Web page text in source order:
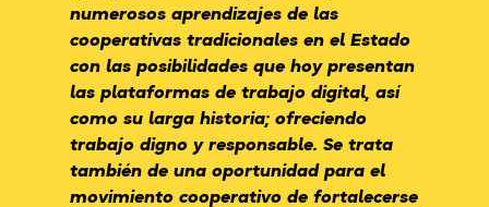
numerosos aprendizajes de las
cooperativas tradicionales en el Estado
con las posibilidades que hoy presentan
las plataformas de trabajo digital, así
como su larga historia; ofreciendo
trabajo digno y responsable. Se trata
también de una oportunidad para el
movimiento cooperativo de fortalecerse